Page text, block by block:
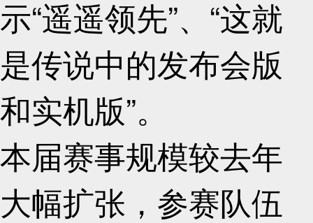
示“遥遥领先”、“这就
是传说中的发布会版
和实机版”。
本届赛事规模较去年
大幅扩张，参赛队伍